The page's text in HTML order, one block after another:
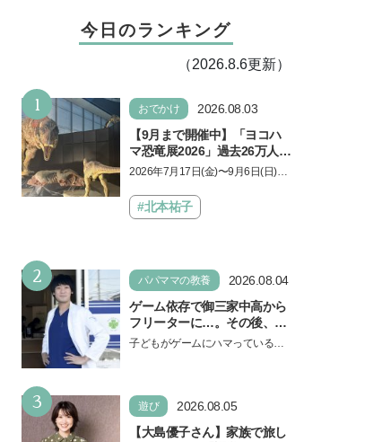
今日のランキング
（2026.8.6更新）
1 おでかけ
2026.08.03
【9月まで開催中】「ヨコハ
マ恐竜展2026」過去26万人を
動員した恐竜展が9年ぶりに
しむポイントを完全ガイド
2026年7月17日(金)〜9月6日(日)、
「ヨコハマ恐竜展2026〜恐竜の食
卓大図鑑〜」が開催…
#北本祐子
2 パパママの教養
2026.08.04
ゲーム依存で御三家中高から
フリーターに…。その後、医
学部へ逆転合格した現役医師
子どもがゲームにハマっている
3 遊び
2026.08.05
【大島優子さん】家族で旅し